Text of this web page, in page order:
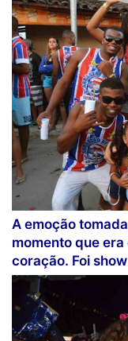
A emoção
momento que
coração. Foi